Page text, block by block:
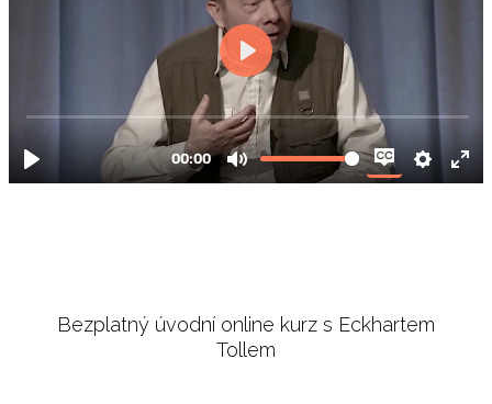
Bezplatný úvodní online kurz s Eckhartem
Tollem